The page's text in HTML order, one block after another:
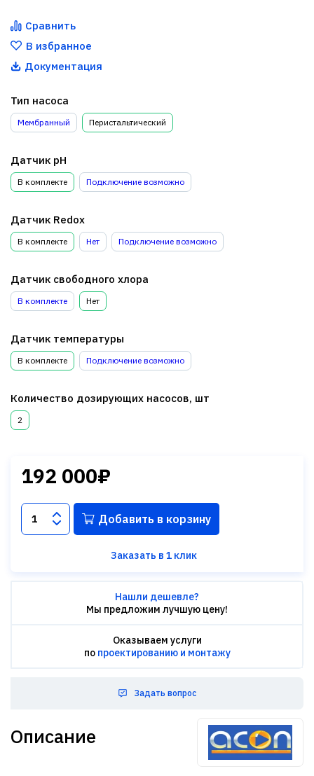
Сравнить
В избранное
Документация
Тип насоса
Мембранный Перистальтический
Датчик pH
В комплекте Подключение возможно
Датчик Redox
В комплекте Нет Подключение возможно
Датчик свободного хлора
В комплекте Нет
Датчик температуры
В комплекте Подключение возможно
Количество дозирующих насосов, шт
2
192 000₽
Добавить в корзину
Заказать в 1 клик
Нашли дешевле?
Мы предложим лучшую цену!
Оказываем услуги
по проектированию и монтажу
Задать вопрос
Описание